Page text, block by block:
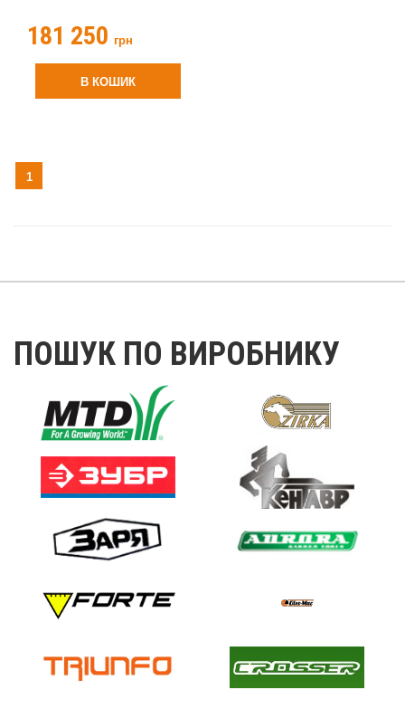
181 250 грн
В КОШИК
1
ПОШУК ПО ВИРОБНИКУ